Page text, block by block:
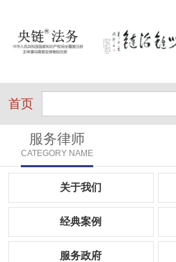
首页
服务律师
CATEGORY NAME
关于我们
经典案例
服务政府